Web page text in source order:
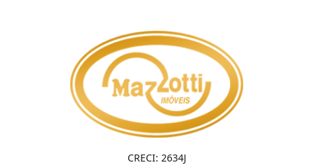
CRECI: 2634J